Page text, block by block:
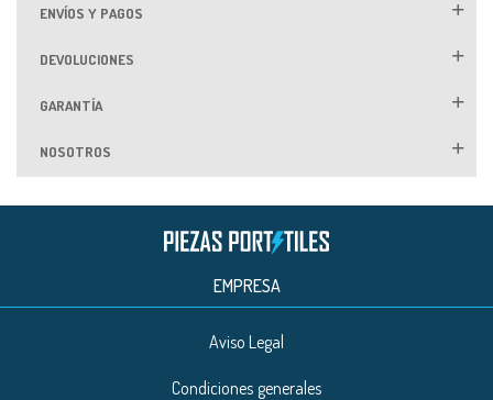
ENVÍOS Y PAGOS
DEVOLUCIONES
GARANTÍA
NOSOTROS
EMPRESA
Aviso Legal
Condiciones generales